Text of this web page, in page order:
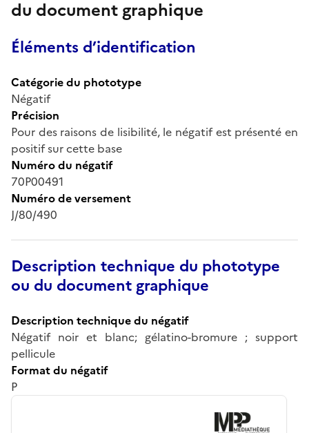
du document graphique
Éléments d’identification
Catégorie du phototype
Négatif
Précision
Pour des raisons de lisibilité, le négatif est présenté en
positif sur cette base
Numéro du négatif
70P00491
Numéro de versement
J/80/490
Description technique du phototype
ou du document graphique
Description technique du négatif
Négatif noir et blanc; gélatino-bromure ; support
pellicule
Format du négatif
P